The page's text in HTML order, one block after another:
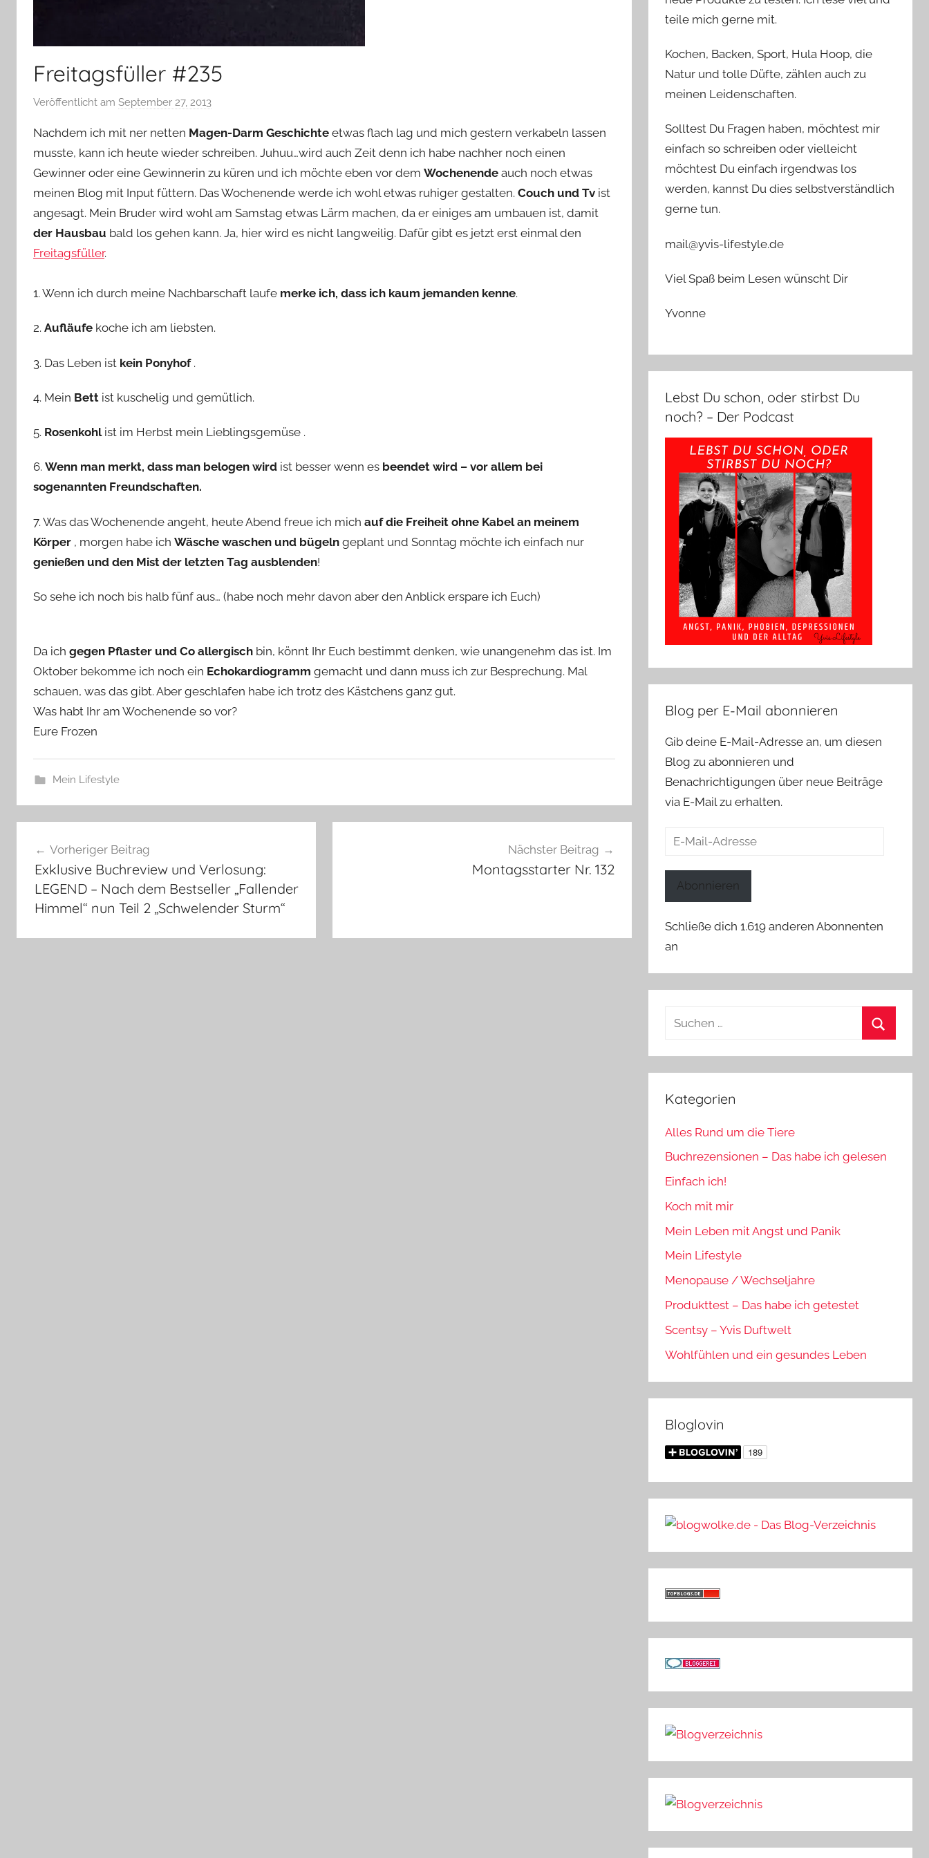
Freitagsfüller #235
Veröffentlicht am September 27, 2013
n
Y
v
o
n
n
Nachdem ich mit ner netten Magen-Darm Geschichte etwas flach lag und mich gestern verkabeln lassen
musste, kann ich heute wieder schreiben. Juhuu…wird auch Zeit denn ich habe nachher noch einen
Gewinner oder eine Gewinnerin zu küren und ich möchte eben vor dem Wochenende auch noch etwas
meinen Blog mit Input füttern. Das Wochenende werde ich wohl etwas ruhiger gestalten. Couch und Tv ist
angesagt. Mein Bruder wird wohl am Samstag etwas Lärm machen, da er einiges am umbauen ist, damit
der Hausbau bald los gehen kann. Ja, hier wird es nicht langweilig. Dafür gibt es jetzt erst einmal den
Freitagsfüller.
1. Wenn ich durch meine Nachbarschaft laufe merke ich, dass ich kaum jemanden kenne.
2. Aufläufe koche ich am liebsten.
3. Das Leben ist kein Ponyhof.
4. Mein Bett ist kuschelig und gemütlich.
5. Rosenkohlist im Herbst mein Lieblingsgemüse .
6. Wenn man merkt, dass man belogen wird ist besser wenn es beendet wird – vor allem bei
sogenannten Freundschaften.
7. Was das Wochenende angeht, heute Abend freue ich mich auf die Freiheit ohne Kabel an meinem
Körper , morgen habe ich Wäsche waschen und bügeln geplant und Sonntag möchte ich einfach nur
genießen und den Mist der letzten Tag ausblenden!
So sehe ich noch bis halb fünf aus… (habe noch mehr davon aber den Anblick erspare ich Euch)
Da ich gegen Pflaster und Co allergisch bin, könnt Ihr Euch bestimmt denken, wie unangenehm das ist. Im
Oktober bekomme ich noch ein Echokardiogramm gemacht und dann muss ich zur Besprechung. Mal
schauen, was das gibt. Aber geschlafen habe ich trotz des Kästchens ganz gut.
Was habt Ihr am Wochenende so vor?
Eure Frozen
Mein Lifestyle
Vorheriger Beitrag
Exklusive Buchreview und Verlosung:
LEGEND – Nach dem Bestseller „Fallender
Himmel“ nun Teil 2 „Schwelender Sturm“
Nächster Beitrag
Montagsstarter Nr. 132
teile mich gerne mit.
Kochen, Backen, Sport, Hula Hoop, die
Natur und tolle Düfte, zählen auch zu
meinen Leidenschaften.
Solltest Du Fragen haben, möchtest mir
einfach so schreiben oder vielleicht
möchtest Du einfach irgendwas los
werden, kannst Du dies selbstverständlich
gerne tun.
mail@yvis-lifestyle.de
Viel Spaß beim Lesen wünscht Dir
Yvonne
Lebst Du schon, oder stirbst Du
noch? – Der Podcast
Blog per E-Mail abonnieren
Gib deine E-Mail-Adresse an, um diesen
Blog zu abonnieren und
Benachrichtigungen über neue Beiträge
via E-Mail zu erhalten.
E-
Abonnieren
Schließe dich 1.619 anderen Abonnenten
an
Suchen
Kategorien
Alles Rund um die Tiere
Buchrezensionen – Das habe ich gelesen
Einfach ich!
Koch mit mir
Mein Leben mit Angst und Panik
Mein Lifestyle
Menopause / Wechseljahre
Produkttest – Das habe ich getestet
Scentsy – Yvis Duftwelt
Wohlfühlen und ein gesundes Leben
Bloglovin